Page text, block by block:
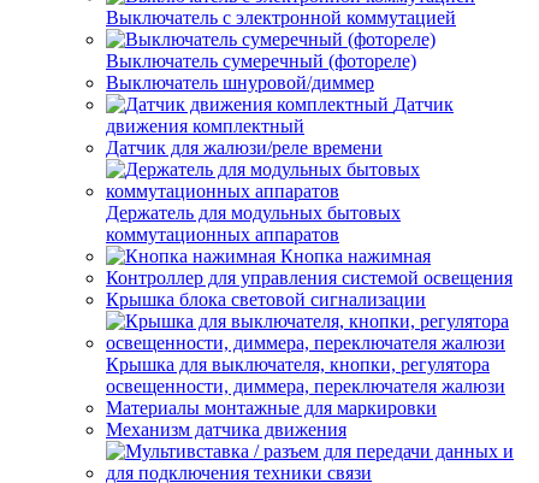
Выключатель с электронной коммутацией
Выключатель сумеречный (фотореле)
Выключатель шнуровой/диммер
Датчик
движения комплектный
Датчик для жалюзи/реле времени
Держатель для модульных бытовых
коммутационных аппаратов
Кнопка нажимная
Контроллер для управления системой освещения
Крышка блока световой сигнализации
Крышка для выключателя, кнопки, регулятора
освещенности, диммера, переключателя жалюзи
Материалы монтажные для маркировки
Механизм датчика движения